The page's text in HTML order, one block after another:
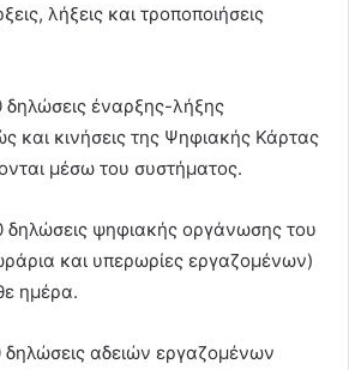
λήξεις και τροποποιήσεις
δηλώσεις έναρξης-λήξης
και κινήσεις της Ψηφιακής Κάρτας
μέσω του συστήματος.
δηλώσεις ψηφιακής οργάνωσης του
και υπερωρίες εργαζομένων)
ημέρα.
δηλώσεις αδειών εργαζομένων